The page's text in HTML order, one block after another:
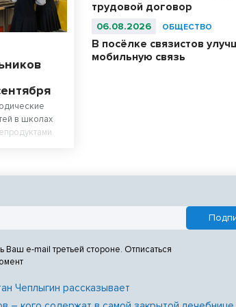
в школах
трудовой договор
06.08.2026 ОБЩЕСТВО
В посёлке связистов
мобильную связь
Ваш e-mail третьей стороне. Отписаться
Чеплыгин рассказывает